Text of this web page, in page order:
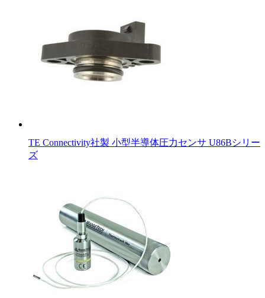
TE Connectivity社製 小型半導体圧力センサ U86Bシリー
ズ